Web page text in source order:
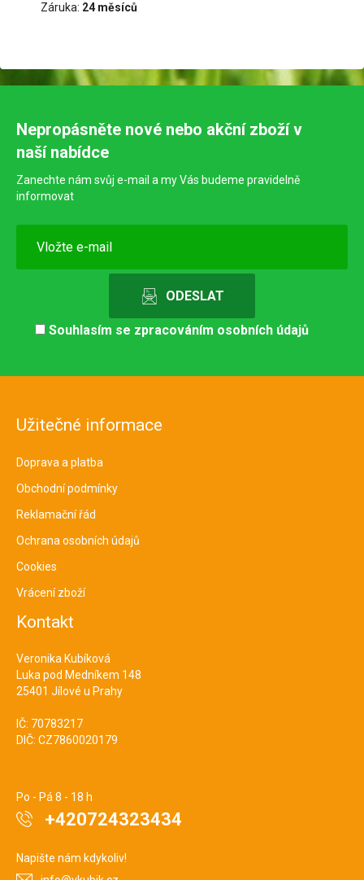
Záruka: 24 měsíců
Nepropásněte nové nebo akční zboží v
naší nabídce
Zanechte nám svůj e-mail a my Vás budeme pravidelně
informovat
Souhlasím se zpracováním osobních údajů
Užitečné informace
Doprava a platba
Obchodní podmínky
Reklamační řád
Ochrana osobních údajů
Cookies
Vrácení zboží
Kontakt
Veronika Kubíková
Luka pod Medníkem 148
25401 Jílové u Prahy
IČ: 70783217
DIČ: CZ7860020179
Po - Pá 8 - 18 h
+420724323434
Napište nám kdykoliv!